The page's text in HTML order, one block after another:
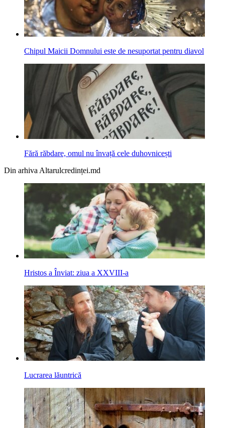
Chipul Maicii Domnului este de nesuportat pentru diavol
Fără răbdare, omul nu învață cele duhovnicești
Din arhiva Altarulcredinței.md
Hristos a Înviat: ziua a XXVIII-a
Lucrarea lăuntrică